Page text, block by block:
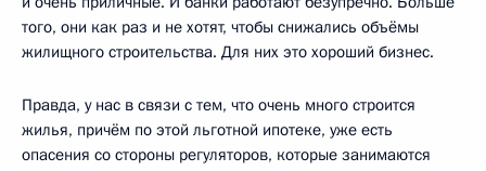
того, они как раз и не хотят, чтобы снижались объёмы
жилищного строительства. Для них это хороший бизнес.
Правда, у нас в связи с тем, что очень много строится
жилья, причём по этой льготной ипотеке, уже есть
опасения со стороны регуляторов, которые занимаются